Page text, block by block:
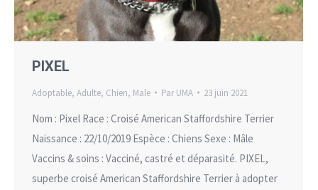
PIXEL
Adoptable, Adulte, Chien, Male Par UMA 23 juin 2021
Nom : Pixel Race : Croisé American Staffordshire Terrier
Naissance : 22/10/2019 Espèce : Chiens Sexe : Mâle
Vaccins & soins : Vacciné, castré et déparasité. PIXEL,
superbe croisé American Staffordshire Terrier à adopter